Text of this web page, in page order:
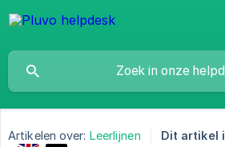
Artikelen over: Leerlijnen Dit artikel